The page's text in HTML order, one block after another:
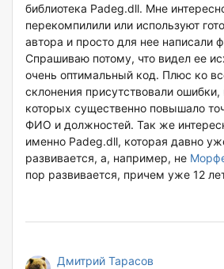
библиотека Padeg.dll. Мне
перекомпилили или используют
автора и просто для нее написали
Спрашиваю потому, что видел ее
очень оптимальный код. Плюс ко
склонения присутствовали ошибки,
которых существенно повышало
ФИО и должностей. Так же
именно Padeg.dll, которая давно
развивается, а, например, не
пор развивается, причем уже 12
Дмитрий Тарасов